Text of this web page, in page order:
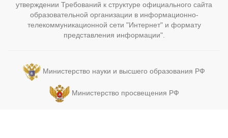
РПД_Деловые коммуникации и
техники_ведения_переговоров ++
РПД_Инструменты_корпоративного_финансирования++
РПД_Командообразование++
РПД_Маркетинговые_исследования++
РПД_мастер-класс_по личностному развитию ++
РПД_мастер-класс_по
предпринимательству_стратменеджмент++
утверждении Требований к структуре официального сайта
образовательной организации в информационно-
телекоммуникационной сети "Интернет" и формату
представления информации".
Министерство науки и высшего образования РФ
Министерство просвещения РФ